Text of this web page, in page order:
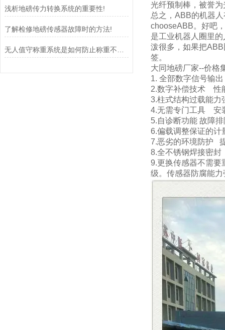
浅析地磅传力转换系统的重要性!
了解检修地磅传感器故障时的方法!
光纤预制棒，被誉
总之，ABB的机器
chooseABB。好吧
是工业机器人圈里
泼很多，如果把
签。
大同地磅厂家--价格
1. 全部数字信号输出
2.数字补偿技术
性
3.柱式结构过载能力
4.无需专门工具
安
5.自诊断功能 故障
6.偏载调整保证的计
7.恶劣的环境防护
8.全不锈钢焊接密封
9.更换传感器不需要
级。 传感器防腐能